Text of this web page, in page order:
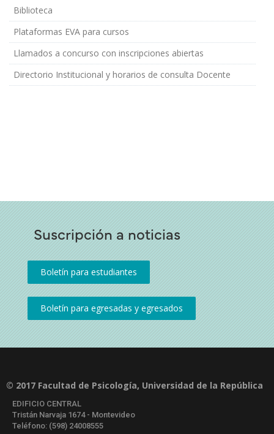
Biblioteca
Plataformas EVA para cursos
Llamados a concurso con inscripciones abiertas
Directorio Institucional y horarios de consulta Docente
Suscripción a noticias
© 2017 Facultad de Psicología, Universidad de la República
EDIFICIO CENTRAL
Tristán Narvaja 1674 - Montevideo
Teléfono: (598) 24008555